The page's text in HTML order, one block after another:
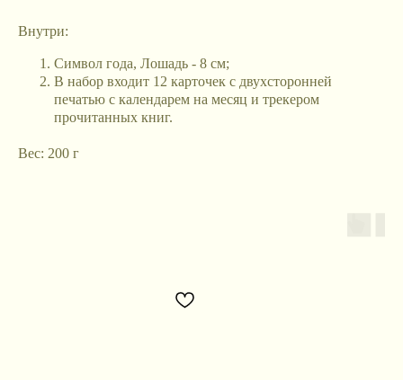
Внутри:
Символ года, Лошадь - 8 см;
В набор входит 12 карточек с двухсторонней
печатью с календарем на месяц и трекером
прочитанных книг.
Вес: 200 г